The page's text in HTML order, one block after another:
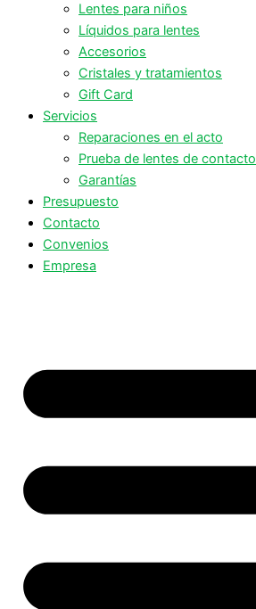
Lentes para niños
Líquidos para lentes
Accesorios
Cristales y tratamientos
Gift Card
Servicios
Reparaciones en el acto
Prueba de lentes de contacto
Garantías
Presupuesto
Contacto
Convenios
Empresa